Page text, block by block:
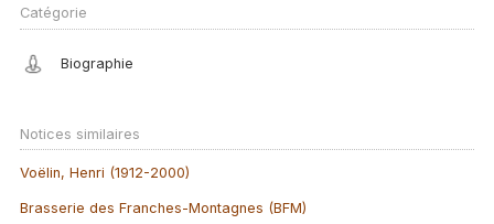
Catégorie
Biographie
Notices similaires
Voëlin, Henri (1912-2000)
Brasserie des Franches-Montagnes (BFM)